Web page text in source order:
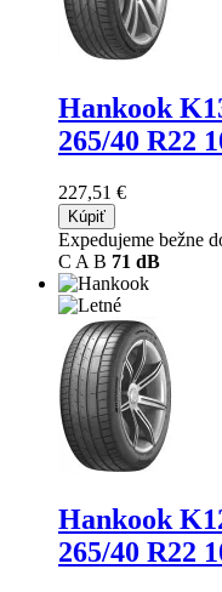
Hankook
265/40 R22
227,51 €
Kúpiť
Expedujeme bežne
C A B 71 dB
Hankook
265/40 R22